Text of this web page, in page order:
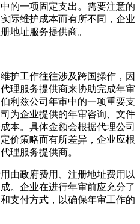
的一项固定支出。需要注意的
际维护成本而有所不同，企业
地址服务提供商。
护工作往往涉及跨国操作，因
理服务提供商来协助完成年审
利兹公司年审中的一项重要支
为企业提供的年审咨询、文件
本。具体金额会根据代理公司
价策略而有所差异，企业应根
理服务提供商。
由政府费用、注册地址费用以
。企业在进行年审前应充分了
支付方式，以确保年审工作的